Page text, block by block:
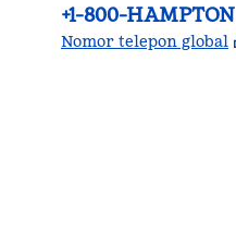
Telepon:
+1-800-HAMPTON
Nomor telepon global